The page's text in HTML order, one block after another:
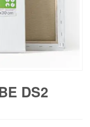
DS2